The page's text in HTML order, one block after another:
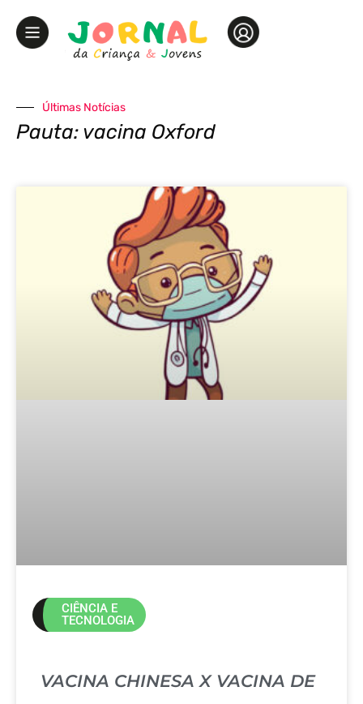
Últimas Notícias
Pauta: vacina Oxford
CIÊNCIA E
TECNOLOGIA
VACINA CHINESA X VACINA DE